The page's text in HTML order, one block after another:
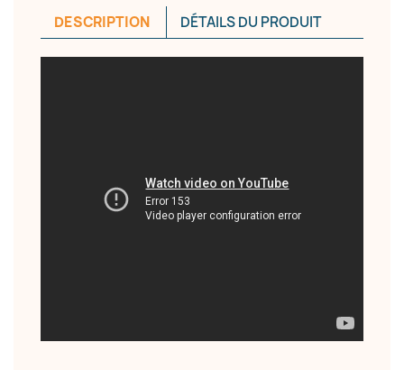
DESCRIPTION DÉTAILS DU PRODUIT